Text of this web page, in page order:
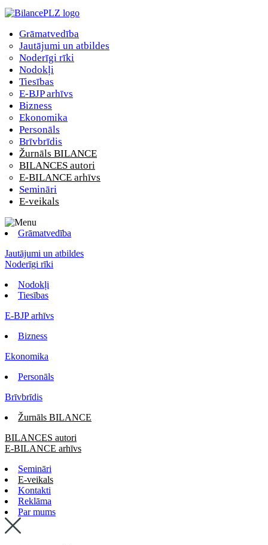
Grāmatvedība
Jautājumi un atbildes
Noderīgi rīki
Nodokļi
Tiesības
E-BJP arhīvs
Bizness
Ekonomika
Personāls
Brīvbrīdis
Žurnāls BILANCE
BILANCES autori
E-BILANCE arhīvs
Semināri
E-veikals
Grāmatvedība
Jautājumi un atbildes
Noderīgi rīki
Nodokļi
Tiesības
E-BJP arhīvs
Bizness
Ekonomika
Personāls
Brīvbrīdis
Žurnāls BILANCE
BILANCES autori
E-BILANCE arhīvs
Semināri
E-veikals
Kontakti
Reklāma
Par mums